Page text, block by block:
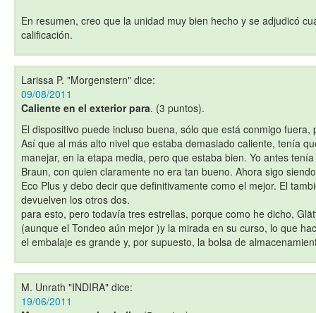
En resumen, creo que la unidad muy bien hecho y se adjudicó
calificación.
Larissa P. "Morgenstern" dice:
09/08/2011
Caliente en el exterior para. (3 puntos).
El dispositivo puede incluso buena, sólo que está conmigo
Así que al más alto nivel que estaba demasiado caliente, tenía
manejar, en la etapa media, pero que estaba bien. Yo antes
Braun, con quien claramente no era tan bueno. Ahora sigo
Eco Plus y debo decir que definitivamente como el mejor. El
devuelven los otros dos.
para esto, pero todavía tres estrellas, porque como he dicho,
(aunque el Tondeo aún mejor )y la mirada en su curso, lo que
el embalaje es grande y, por supuesto, la bolsa de
M. Unrath "INDIRA" dice:
19/06/2011